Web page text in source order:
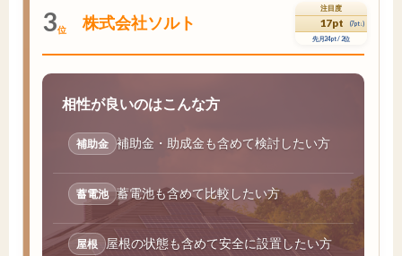
3位 株式会社ソルト
注目度
17pt (7pt↓)
先月24pt / 2位
相性が良いのはこんな方
補助金 補助金・助成金も含めて検討したい方
蓄電池 蓄電池も含めて比較したい方
屋根 屋根の状態も含めて安全に設置したい方